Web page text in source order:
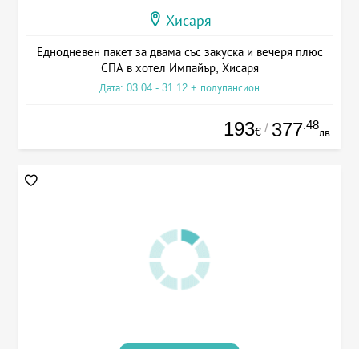
Хисаря
Еднодневен пакет за двама със закуска и вечеря плюс
СПА в хотел Импайър, Хисаря
Дата: 03.04 - 31.12 + полупансион
193€ / 377.48
лв.